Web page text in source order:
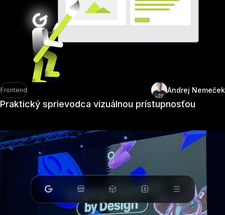
Frontend Andrej Nemeček
Praktický sprievodca vizuálnou prístupnosťou